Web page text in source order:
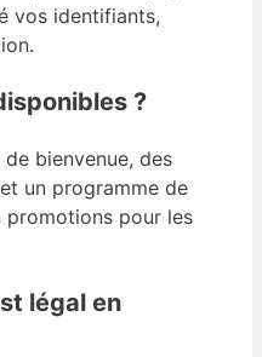
vos identifiants,
?
bienvenue, des
un programme de
pour les
légal en